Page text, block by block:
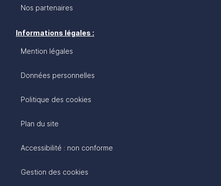
Nos partenaires
Informations légales :
Mention légales
Données personnelles
Politique des cookies
Plan du site
Accessibilité : non conforme
Gestion des cookies